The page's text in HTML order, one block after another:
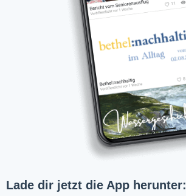
Lade dir jetzt die App herunter: